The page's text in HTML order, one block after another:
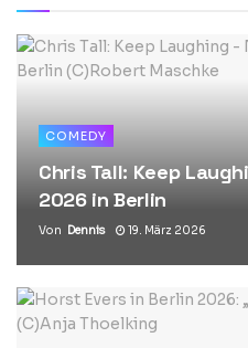
COMEDY
Chris Tall: Keep
2026 in Berlin
Von Dennis 19. März 2026